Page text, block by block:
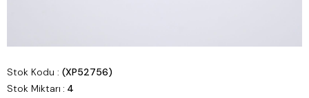
Stok Kodu
(XP52756)
Stok Miktarı : 4